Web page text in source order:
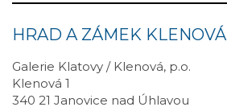
HRAD A ZÁMEK KLENOVÁ
Galerie Klatovy / Klenová, p.o.
Klenová 1
340 21 Janovice nad Úhlavou